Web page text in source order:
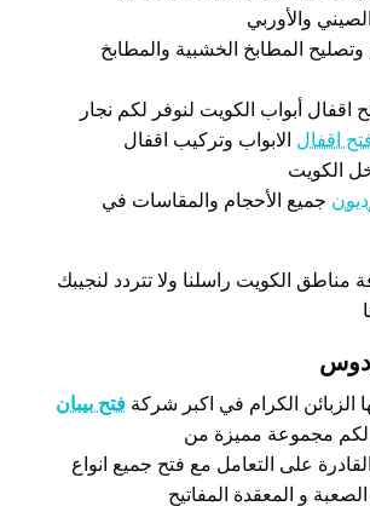
والأوربي
المطابخ الخشبية والمطابخ
اقفال أبواب الكويت لنوفر لكم نجار
اقفال الابواب وتركيب اقفال
الكويت
جميع الأحجام والمقاسات في
مناطق الكويت راسلنا ولا تتردد لنجيبك
الزبائن الكرام في اكبر شركة فتح بيبان
مجموعة مميزة من
القادرة على التعامل مع فتح جميع انواع
الصعبة و المعقدة المفاتيح